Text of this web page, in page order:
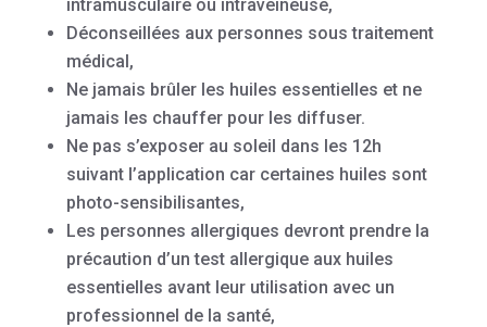
intramusculaire ou intraveineuse,
Déconseillées aux personnes sous traitement
médical,
Ne jamais brûler les huiles essentielles et ne
jamais les chauffer pour les diffuser.
Ne pas s’exposer au soleil dans les 12h
suivant l’application car certaines huiles sont
photo-sensibilisantes,
Les personnes allergiques devront prendre la
précaution d’un test allergique aux huiles
essentielles avant leur utilisation avec un
professionnel de la santé,